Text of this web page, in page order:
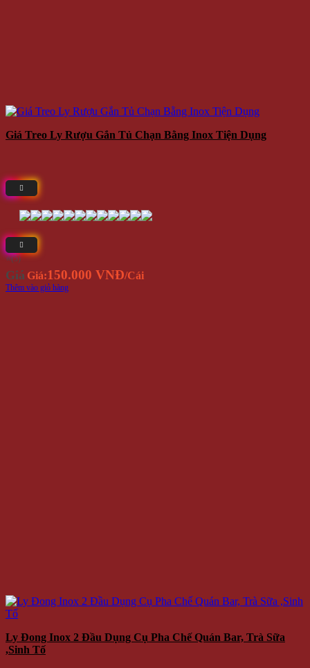
Giá Treo Ly Rượu Gắn Tủ Chạn Bằng Inox Tiện Dụng
⭐(5)
Giá Giá:150.000 VNĐ/Cái
Thêm vào giỏ hàng
Ly Đong Inox 2 Đầu Dụng Cụ Pha Chế Quán Bar, Trà Sữa
,Sinh Tố